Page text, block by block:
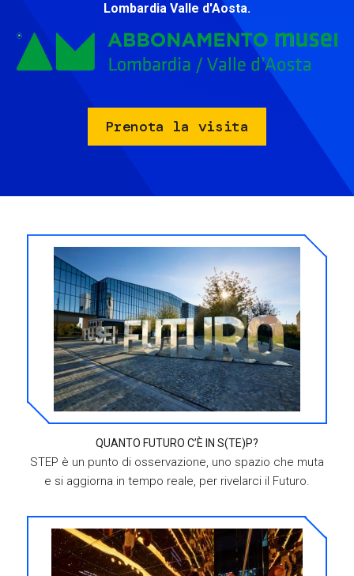
Lombardia Valle d'Aosta.
Prenota la visita
QUANTO FUTURO C’È IN S(TE)P?
STEP è un punto di osservazione, uno spazio che muta
e si aggiorna in tempo reale, per rivelarci il Futuro.